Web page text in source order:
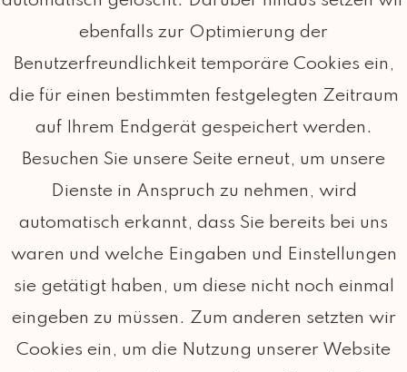
ebenfalls zur Optimierung der
Benutzerfreundlichkeit temporäre Cookies ein,
die für einen bestimmten festgelegten Zeitraum
auf Ihrem Endgerät gespeichert werden.
Besuchen Sie unsere Seite erneut, um unsere
Dienste in Anspruch zu nehmen, wird
automatisch erkannt, dass Sie bereits bei uns
waren und welche Eingaben und Einstellungen
sie getätigt haben, um diese nicht noch einmal
eingeben zu müssen. Zum anderen setzten wir
Cookies ein, um die Nutzung unserer Website